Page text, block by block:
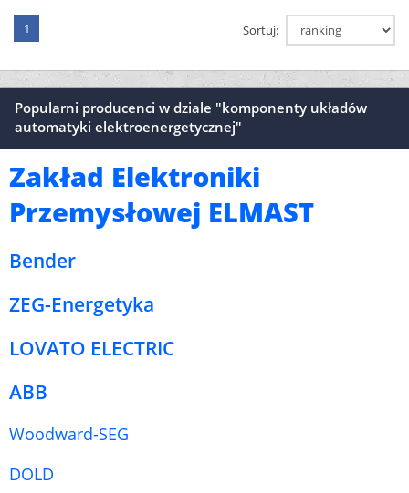
1 Sortuj:
Popularni producenci w dziale "komponenty układów
automatyki elektroenergetycznej"
Zakład Elektroniki
Przemysłowej ELMAST
Bender
ZEG-Energetyka
LOVATO ELECTRIC
ABB
Woodward-SEG
DOLD